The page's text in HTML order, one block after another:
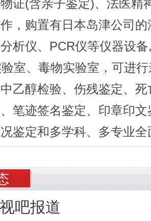
证(含亲子鉴定)、法医精
，购置有日本岛津公司
析仪、PCR仪等仪器设
室、毒物实验室，可进
乙醇检验、伤残鉴定、
笔迹签名鉴定、印章印
鉴定和多学科、多专业
吧报道